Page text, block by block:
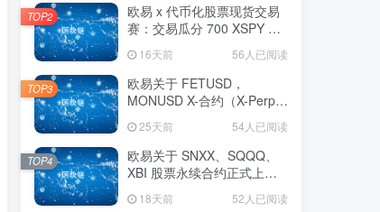
欧易 x 代币化股票现货交易
赛：交易瓜分 700 XSPY 奖
16天前 56人已阅读
TOP2
欧易关于 FETUSD，
MONUSD X-合约（X-Perp）
25天前 54人已阅读
TOP3
欧易关于 SNXX、SQQQ、
XBI 股票永续合约正式上线
18天前 52人已阅读
TOP4